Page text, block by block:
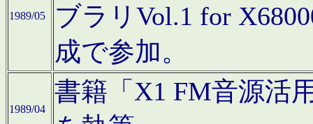
1989/05
ブラリVol.1 for
成で参加。
1989/04
書籍「X1 FM音源活